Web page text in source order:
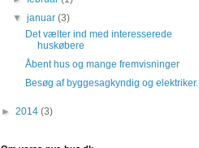
▼januar(3)
Det vælter ind med interesserede
huskøbere
Åbent hus og mange fremvisninger
Besøg af byggesagkyndig og elektriker.
► 2014 (3)